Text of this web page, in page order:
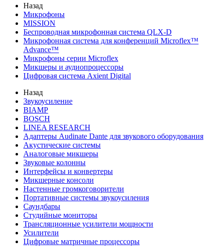
Назад
Микрофоны
MISSION
Беспроводная микрофонная система QLX-D
Микрофонная система для конференций Microflex™
Advance™
Микрофоны серии Microflex
Микшеры и аудиопроцессоры
Цифровая система Axient Digital
Назад
Звукоусиление
BIAMP
BOSCH
LINEA RESEARCH
Адаптеры Audinate Dante для звукового оборудования
Акустические системы
Аналоговые микшеры
Звуковые колонны
Интерфейсы и конвертеры
Микшерные консоли
Настенные громкоговорители
Портативные системы звукоусиления
Саундбары
Студийные мониторы
Трансляционные усилители мощности
Усилители
Цифровые матричные процессоры